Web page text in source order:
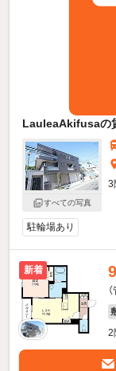
LauleaAkifusaの
すべての写真
3
駐輪場あり
新着
2